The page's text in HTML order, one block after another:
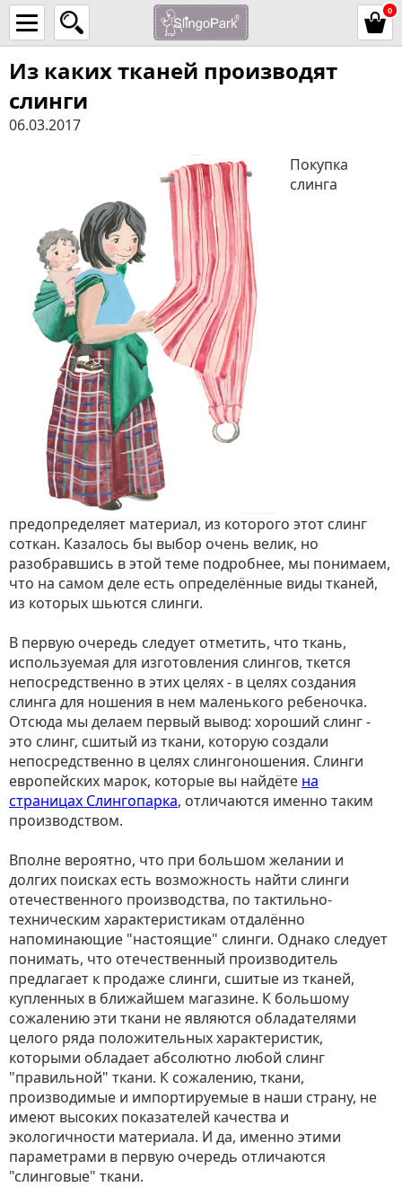
0
Из каких тканей производят
слинги
06.03.2017
Покупка
слинга
предопределяет материал, из которого этот слинг
соткан. Казалось бы выбор очень велик, но
разобравшись в этой теме подробнее, мы понимаем,
что на самом деле есть определённые виды тканей,
из которых шьются слинги.
В первую очередь следует отметить, что ткань,
используемая для изготовления слингов, ткется
непосредственно в этих целях - в целях создания
слинга для ношения в нем маленького ребеночка.
Отсюда мы делаем первый вывод: хороший слинг -
это слинг, сшитый из ткани, которую создали
непосредственно в целях слингоношения. Слинги
европейских марок, которые вы найдёте на
страницах Слингопарка, отличаются именно таким
производством.
Вполне вероятно, что при большом желании и
долгих поисках есть возможность найти слинги
отечественного производства, по тактильно-
техническим характеристикам отдалённо
напоминающие "настоящие" слинги. Однако следует
понимать, что отечественный производитель
предлагает к продаже слинги, сшитые из тканей,
купленных в ближайшем магазине. К большому
сожалению эти ткани не являются обладателями
целого ряда положительных характеристик,
которыми обладает абсолютно любой слинг
"правильной" ткани. К сожалению, ткани,
производимые и импортируемые в наши страну, не
имеют высоких показателей качества и
экологичности материала. И да, именно этими
параметрами в первую очередь отличаются
"слинговые" ткани.